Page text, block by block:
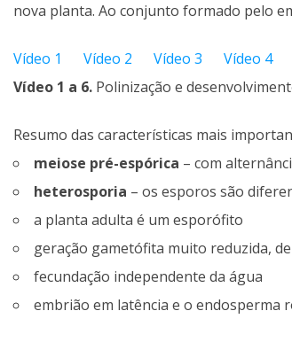
nova planta. Ao conjunto formado pelo
Vídeo 1 Vídeo 2 Vídeo 3 Vídeo 4
Vídeo 1 a 6. Polinização e
Resumo das características mais
meiose pré-espórica – com
heterosporia – os esporos são
a planta adulta é um esporófito
geração gametófita muito reduzida,
fecundação independente da água
embrião em latência e o endosperma